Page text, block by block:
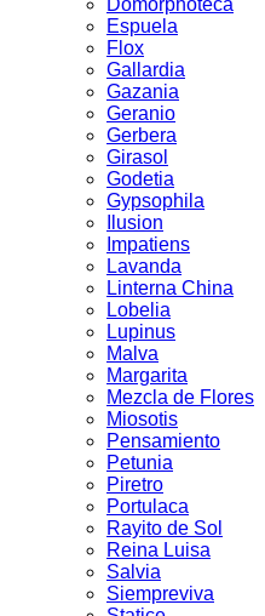
Espuela
Flox
Gallardia
Gazania
Geranio
Gerbera
Girasol
Godetia
Gypsophila
Ilusion
Impatiens
Lavanda
Linterna China
Lobelia
Lupinus
Malva
Margarita
Mezcla de Flores
Miosotis
Pensamiento
Petunia
Piretro
Portulaca
Rayito de Sol
Reina Luisa
Salvia
Siempreviva